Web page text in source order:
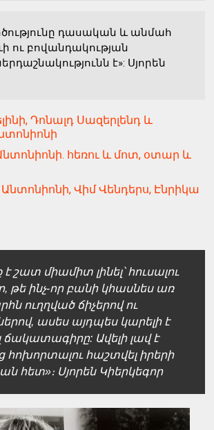
դասական և անմահ
ու բովանդակության
է»: Սյորեն
Դոնալդ Սազերլենդ և
հեռու և մոտ, օտար և
Անտոնիոնի, Վիմ Վենդերս, Էնրիկա
շատ միամիտ լինել՝ հուսալու
թե ինչ-որ բանի կհասնես առ
ուղղված ճիչերով ու
ասես այդպես կարելի է
ճակատագիրը: Ավելի լավ է
հոխորտալու հաշտվել իրերի
հետ»։ Սյորեն Կիերկեգոր